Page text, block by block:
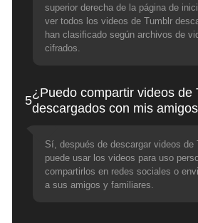
superior derecha de la página de
ver todos los videos de Tumblr
han clasificado según archivos de
cifrados.
5
¿Puedo compartir videos de
descargados con mis
Sí, después de descargar videos de
puede usar los videos para uso
compartirlos en redes sociales o
a sus amigos y familiares.